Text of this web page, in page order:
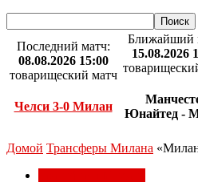
Последний матч:
08.08.2026 15:00
товарищеский матч
Челси 3-0 Милан
Ближайший
15.08.2026
Юнайтед -
Домой Трансферы Милана